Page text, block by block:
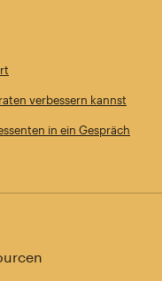
verbessern kannst
in ein Gespräch